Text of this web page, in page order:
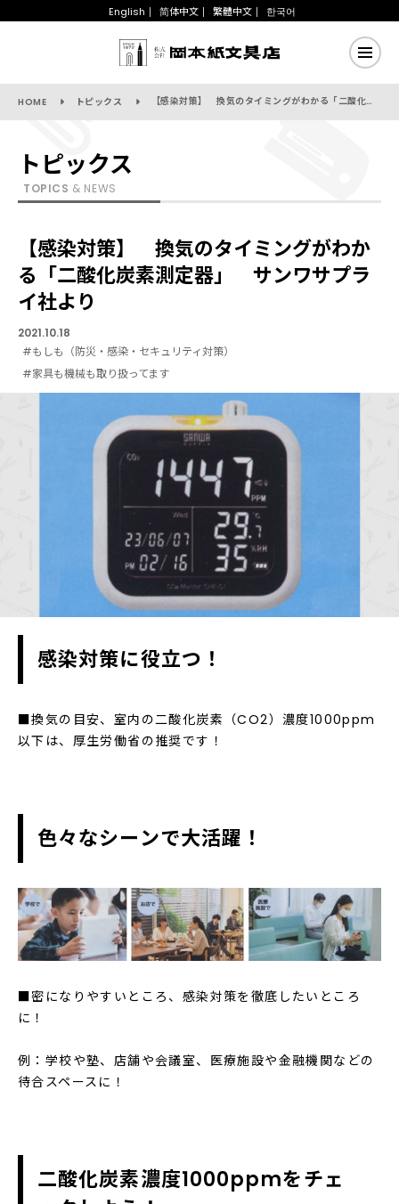
English 简体中文 繁體中文 한국어
HOME トピックス 【感染対策】 換気のタイミングがわかる「二酸化炭素測定器」 サンワサプライ社より
トピックス
TOPICS & NEWS
【感染対策】 換気のタイミングがわか
る「二酸化炭素測定器」 サンワサプラ
イ社より
2021.10.18
#もしも（防災・感染・セキュリティ対策）
#家具も機械も取り扱ってます
感染対策に役立つ！
■換気の目安、室内の二酸化炭素（CO2）濃度1000ppm
以下は、厚生労働省の推奨です！
色々なシーンで大活躍！
■密になりやすいところ、感染対策を徹底したいところ
に！
例：学校や塾、店舗や会議室、医療施設や金融機関などの
待合スペースに！
二酸化炭素濃度1000ppmをチェ